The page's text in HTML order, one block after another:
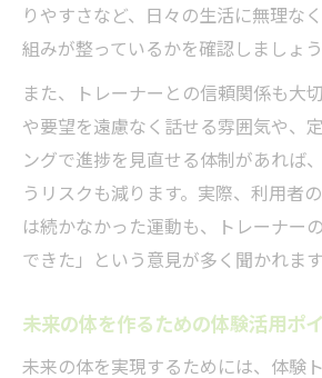
りやすさなど、日々の生活に無理な
組みが整っているかを確認しましょう
また、トレーナーとの信頼関係も大
や要望を遠慮なく話せる雰囲気や、
ングで進捗を見直せる体制があれば
うリスクも減ります。実際、利用者
は続かなかった運動も、トレーナー
できた」という意見が多く聞かれます
未来の体を作るための体験活用ポ
未来の体を実現するためには、体験